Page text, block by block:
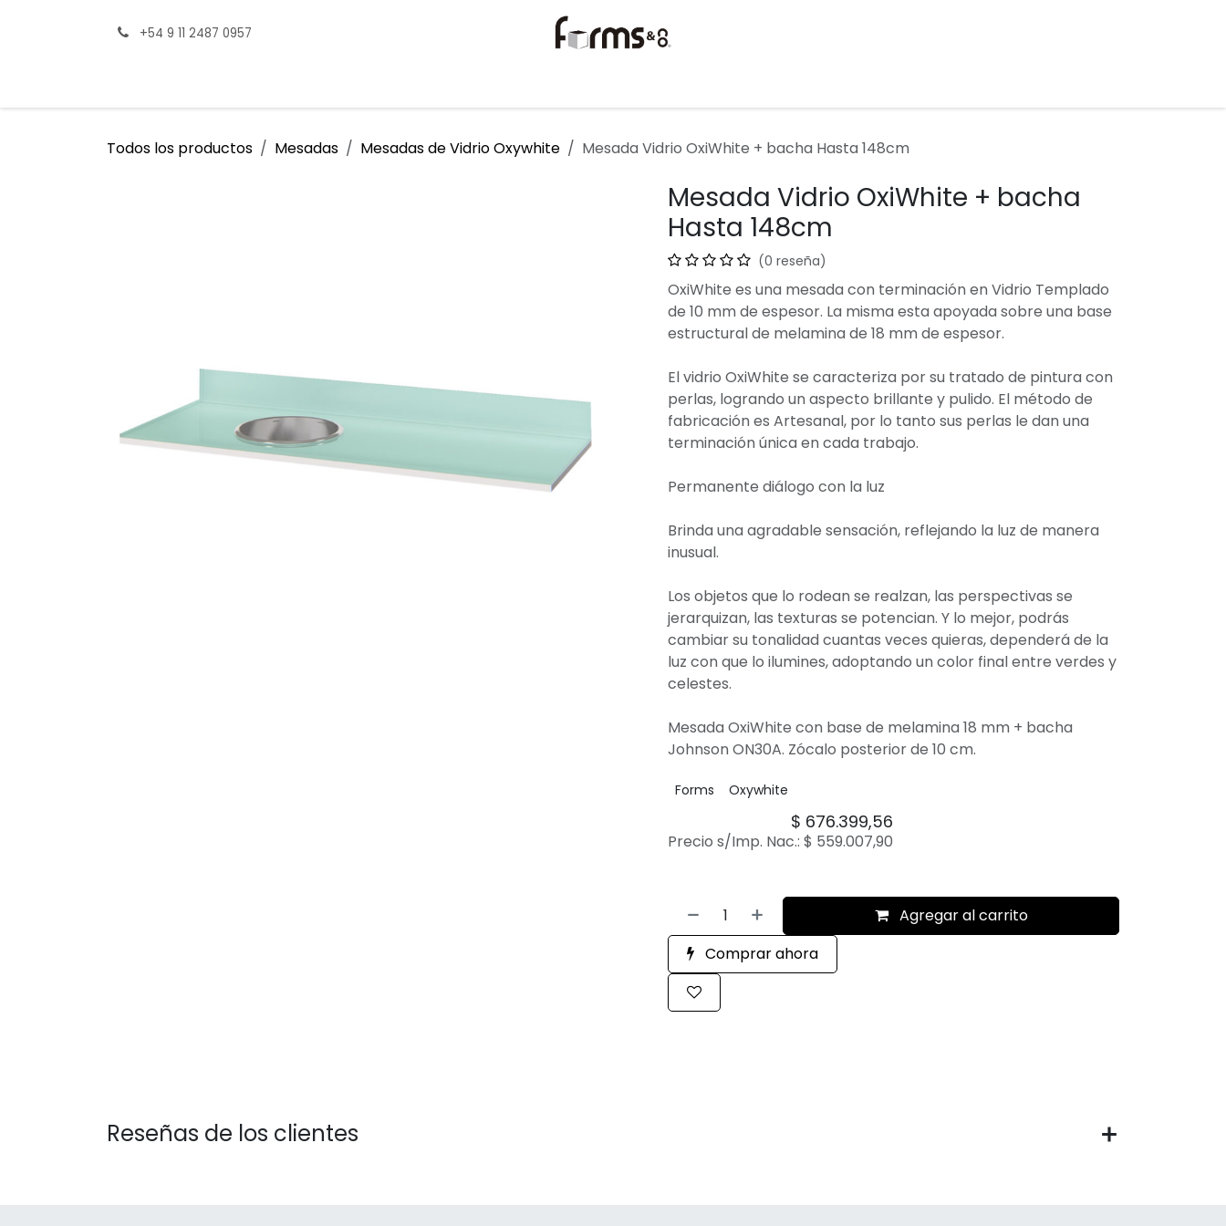
+54 9 11 2487 0957
Todos los productos Mesadas Mesadas de Vidrio Oxywhite Mesada Vidrio OxiWhite + bacha Hasta 148cm
Mesada Vidrio OxiWhite + bacha
Hasta 148cm
(0 reseña)
OxiWhite es una mesada con terminación en Vidrio Templado
de 10 mm de espesor. La misma esta apoyada sobre una base
estructural de melamina de 18 mm de espesor.
El vidrio OxiWhite se caracteriza por su tratado de pintura con
perlas, logrando un aspecto brillante y pulido. El método de
fabricación es Artesanal, por lo tanto sus perlas le dan una
terminación única en cada trabajo.
Permanente diálogo con la luz
Brinda una agradable sensación, reflejando la luz de manera
inusual.
Los objetos que lo rodean se realzan, las perspectivas se
jerarquizan, las texturas se potencian. Y lo mejor, podrás
cambiar su tonalidad cuantas veces quieras, dependerá de la
luz con que lo ilumines, adoptando un color final entre verdes y
celestes.
Mesada OxiWhite con base de melamina 18 mm + bacha
Johnson ON30A. Zócalo posterior de 10 cm.
Forms Oxywhite
$ 676.399,56
Precio s/Imp. Nac.: $ 559.007,90
Agregar al carrito
Comprar ahora
Reseñas de los clientes